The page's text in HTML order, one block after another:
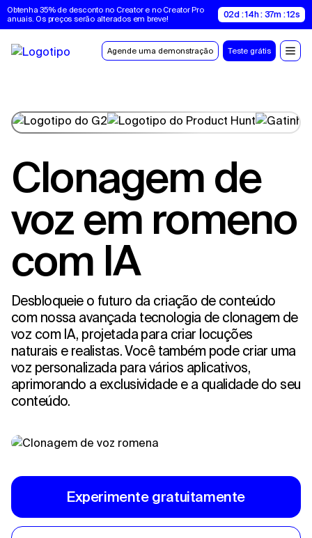
Obtenha 35% de desconto no Creator e no Creator Pro
anuais. Os preços serão alterados em breve!
02d : 14h : 37m : 11s
Agende uma demonstração Teste grátis
Clonagem de
voz em romeno
com IA
Desbloqueie o futuro da criação de conteúdo
com nossa avançada tecnologia de clonagem de
voz com IA, projetada para criar locuções
naturais e realistas. Você também pode criar uma
voz personalizada para vários aplicativos,
aprimorando a exclusividade e a qualidade do seu
conteúdo.
Experimente gratuitamente